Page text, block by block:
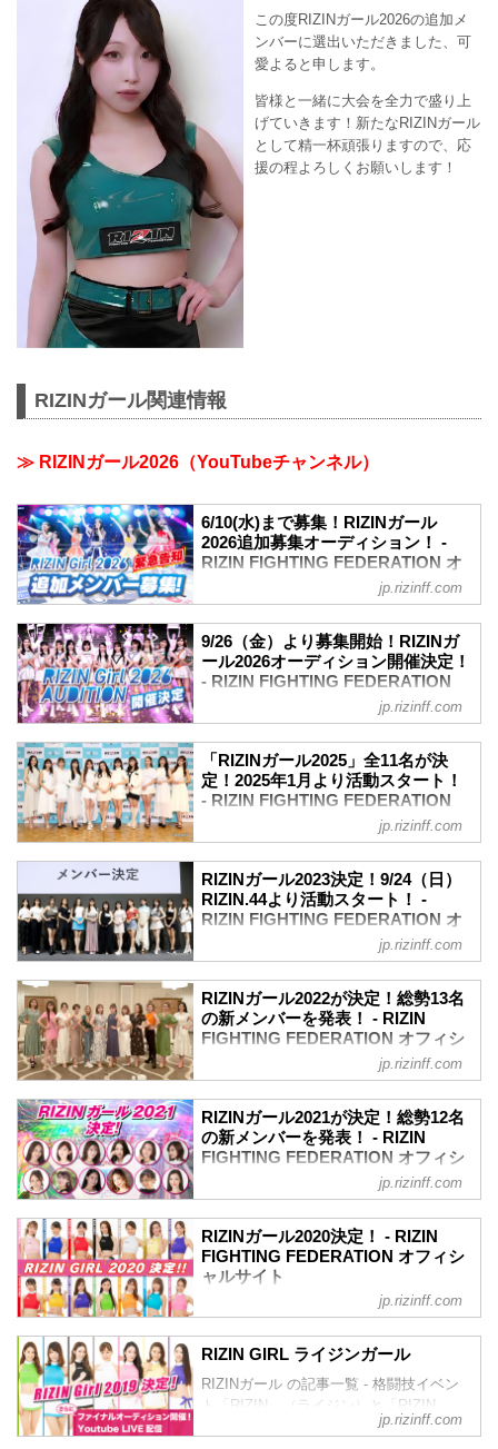
この度RIZINガール2026の追加メ
ンバーに選出いただきました、可
愛よると申します。
皆様と一緒に大会を全力で盛り上
げていきます！新たなRIZINガール
として精一杯頑張りますので、応
援の程よろしくお願いします！
RIZINガール関連情報
≫ RIZINガール2026（YouTubeチャンネル）
6/10(水)まで募集！RIZINガール
2026追加募集オーディション！ -
RIZIN FIGHTING FEDERATION オ
2026を追加募集することが決定いたしま
した。追加オーディションの募集期間は6
月3日（水）〜6月10日（水）までとなっ
RIZINガール2026として様々な活動を行
いたい方は是非、RIZINガール2026追加
オーディションに応募しよう！
RIZINガール2026追加募集オーディショ
ン募集要項
2026年6月3日（水）～6月10日（水）
募集規定
年齢 16歳以上30歳未満（2026年6月末日
時点）
ダンスor歌唱力に自信がある方
jp.rizinff.com
9/26（金）より募集開始！RIZINガ
ール2026オーディション開催決定！
- RIZIN FIGHTING FEDERATION
2026オーディションの募集が9月26日
（金）よりスタートするぞ！
RIZINガール2026として様々な活動を行
RIZINガール2026オーディション スケジ
ュール
期間・日時 内容
9月26日（金）〜10月17日（金） 募集期
10月18日（土）〜10月21日（火） 一次審
査 書類審査
11月5日（水）〜11月7日（金） 二次審査
対面審査（面談）
11月17日（月）〜11月21...
jp.rizinff.com
「RIZINガール2025」全11名が決
定！2025年1月より活動スタート！
- RIZIN FIGHTING FEDERATION
る「RIZINガール2025」のメンバーが決
定したぞ！
応募総数約400名の中から、一次、二次審
んと11名！彼女たちの初舞台は、来年
2025年1月からスタート！
リングを華麗に彩る「RIZINガール
2025」を、みんなで応援しよう！
RIZINガール2025 任期
2025年1月1日〜2025年12月31日（予定）
RIZINガール2025 メンバー（集合写真左
から）
RIKO（りこ）
RIKO（りこ）
出身地...
jp.rizinff.com
RIZINガール2023決定！9/24（日）
RIZIN.44より活動スタート！ -
RIZIN FIGHTING FEDERATION オ
る「RIZINガール2023」のメンバーが決
定したぞ！これまでのRIZINガールのコン
セプトから一転、「歌」と「ダンス」を
選ばれた「RIZINガール2023」。
応募総数約500人の中から、1・2・3次審
査、そして最終審査を通過し、ライブ配
信で行われた最終オーディションを通過
したのは、なんと13名！
彼女たちの初舞台は、9月24日（日）さい
たまスーパーアリーナで開催される
RIZIN.44だ！リングを華麗に彩るR...
jp.rizinff.com
RIZINガール2022が決定！総勢13名
の新メンバーを発表！ - RIZIN
FIGHTING FEDERATION オフィシ
る「RIZINガール2022」のメンバーが決
定したぞ！
RIZIN公式投票オーディション、LINE
タウンのそれぞれ予選・決勝を勝ち抜
き、最終オーディションで選ばれた計13
名が「RIZINガール2022」として活躍す
ることとなった！
彼女たちの初舞台は、9月の予定だ！リン
グを華麗に彩るRIZINガール2022を、み
んなで応援しよう！
RIZINガール2022 メンバー紹介
荒井つかさ
荒井つかさ
荒井つ...
jp.rizinff.com
RIZINガール2021が決定！総勢12名
の新メンバーを発表！ - RIZIN
FIGHTING FEDERATION オフィシ
る「RIZINガール2021」のメンバーが決
定したぞ！
【17LIVE×RIZIN RIZINガールオーディシ
ョン 2021】の合格者6名とGRAVURE
MISSCON 2021の合格者2名に加え、審査
員特別賞、主催者推薦枠を含めた計12名
が「RIZINガール2021」として活躍する
こととなった。
彼女たちの初舞台は、9月19日（土）にさ
いたまスーパーアリーナで開催される
Yogibo presents RIZIN.30のリングだ！リ
jp.rizinff.com
RIZINガール2020決定！ - RIZIN
FIGHTING FEDERATION オフィシ
ャルサイト
RIZINガール2020のメンバーが決定！熾
ーは計14名。初舞台は8月9日/10日にぴあ
RIZIN.22/RIZIN.23！リングを華麗に彩る
RIZINガール2020を応援しよう！
jp.rizinff.com
RIZIN GIRL ライジンガール
RIZINガール の記事一覧 - 格闘技イベン
ト「RIZIN」（ライジン）と「RIZIN
FIGHTING FEDERATION」（ライジン
jp.rizinff.com